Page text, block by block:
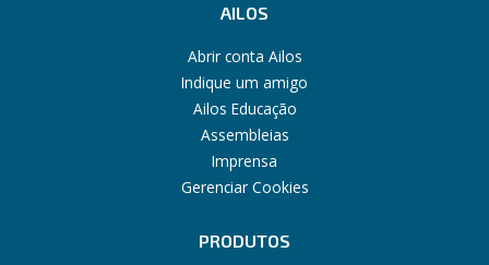
AILOS
Abrir conta Ailos
Indique um amigo
Ailos Educação
Assembleias
Imprensa
Gerenciar Cookies
PRODUTOS